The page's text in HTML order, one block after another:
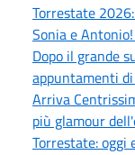
Torrestate
Sonia e Antonio!
Dopo il grande
appuntamenti
Arriva
più glamour
Torrestate: oggi